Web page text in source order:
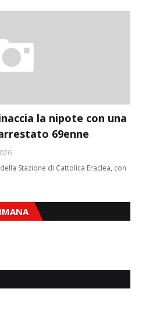
la nipote con una
69enne
Stazione di Cattolica Eraclea, con